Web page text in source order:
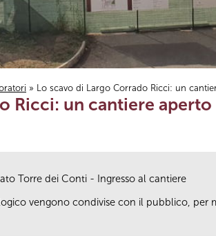
» Lo scavo di Largo Corrado Ricci: un
Ricci: un cantiere aperto
Torre dei Conti - Ingresso al cantiere
vengono condivise con il pubblico, per